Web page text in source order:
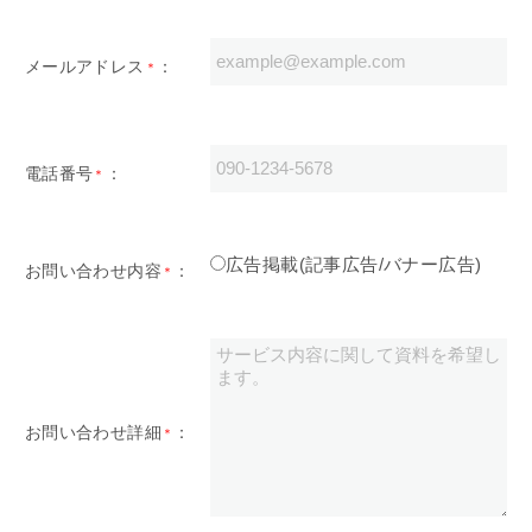
メールアドレス ＊ ：
電話番号 ＊ ：
お問い合わせ内容 ＊ ： 広告掲載(記事広告/バナー広告)
お問い合わせ詳細 ＊ ：